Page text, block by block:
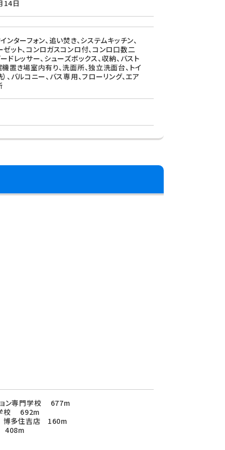
14日
ンターフォン、追い焚き、システムキッチン、
ゼット、コンロガスコンロ付、コンロ口数二
ドレッサー、シューズボックス、収納、バスト
機置き場室内有り、洗面所、独立洗面台、トイ
、バルコニー、バス専用、フローリング、エア
ョン専門学校 677m
校 692m
博多住吉店 160m
408m